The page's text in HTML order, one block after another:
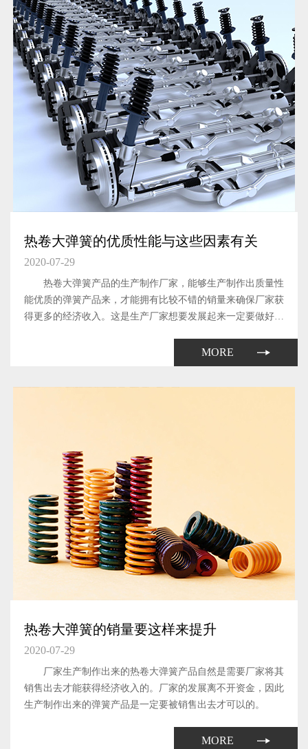
热卷大弹簧的优质性能与这些因素有关
2020-07-29
热卷大弹簧产品的生产制作厂家，能够生产制作出质量性
能优质的弹簧产品来，才能拥有比较不错的销量来确保厂家获
得更多的经济收入。这是生产厂家想要发展起来一定要做好的
质量和性能都与哪些因素有关系呢?下面本文就来简单地介绍
MORE
热卷大弹簧的销量要这样来提升
2020-07-29
厂家生产制作出来的热卷大弹簧产品自然是需要厂家将其
销售出去才能获得经济收入的。厂家的发展离不开资金，因此
生产制作出来的弹簧产品是一定要被销售出去才可以的。
MORE